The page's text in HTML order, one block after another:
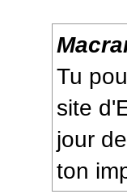
Tu
site
jour
ton